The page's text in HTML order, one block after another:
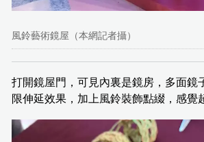
風鈴藝術鏡屋（本網記者攝）
打開鏡屋門，可見內裏是鏡房，多面鏡
限伸延效果，加上風鈴裝飾點綴，感覺